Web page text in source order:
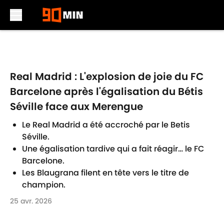
Real Madrid : L'explosion de joie du FC
Barcelone après l'égalisation du Bétis
Séville face aux Merengue
Le Real Madrid a été accroché par le Betis
Séville.
Une égalisation tardive qui a fait réagir… le FC
Barcelone.
Les Blaugrana filent en tête vers le titre de
champion.
25 avr. 2026